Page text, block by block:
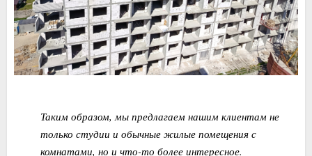
Таким образом, мы предлагаем нашим клиентам не
только студии и обычные жилые помещения с
комнатами, но и что-то более интересное.